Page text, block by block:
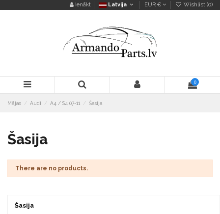
Ienākt Latvija EUR € Wishlist (0)
0
Mājas Audi A4 / S4 07-11 Šasija
Šasija
There are no products.
Šasija